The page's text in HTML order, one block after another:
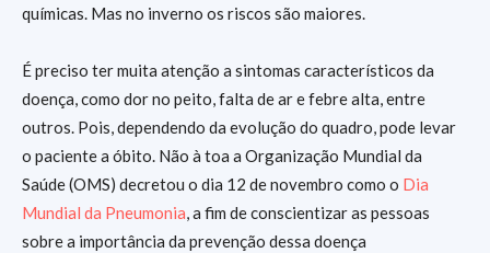
químicas. Mas no inverno os riscos são maiores.
É preciso ter muita atenção a sintomas característicos da
doença, como dor no peito, falta de ar e febre alta, entre
outros. Pois, dependendo da evolução do quadro, pode levar
o paciente a óbito. Não à toa a Organização Mundial da
Saúde (OMS) decretou o dia 12 de novembro como o Dia
Mundial da Pneumonia, a fim de conscientizar as pessoas
sobre a importância da prevenção dessa doença